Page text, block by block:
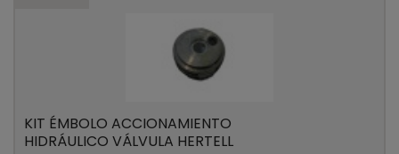
KIT ÉMBOLO ACCIONAMIENTO
HIDRÁULICO VÁLVULA HERTELL